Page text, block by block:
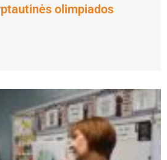
olimpiados